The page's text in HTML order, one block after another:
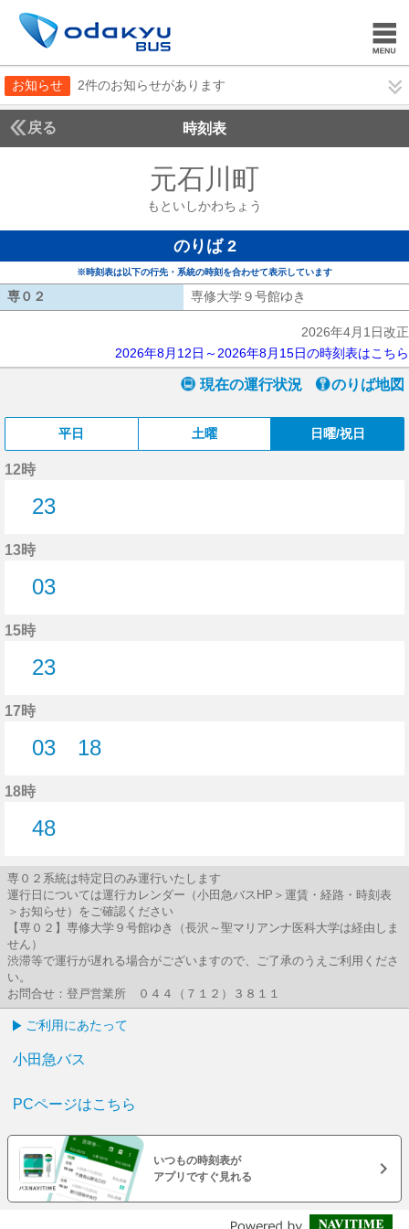
お知らせ 2件のお知らせがあります
戻る 時刻表
元石川町
もといしかわちょう
のりば 2
※時刻表は以下の行先・系統の時刻を合わせて表示しています
専０２ 専修大学９号館ゆき
2026年4月1日改正
2026年8月12日～2026年8月15日の時刻表はこちら
現在の運行状況 のりば地図
平日 土曜 日曜/祝日
12時
23
13時
03
15時
23
17時
03
18
18時
48
専０２系統は特定日のみ運行いたします
運行日については運行カレンダー（小田急バスHP＞運賃・経路・時刻表
＞お知らせ）をご確認ください
【専０２】専修大学９号館ゆき（長沢～聖マリアンナ医科大学は経由しま
せん）
渋滞等で運行が遅れる場合がございますので、ご了承のうえご利用くださ
い。
お問合せ：登戸営業所 ０４４（７１２）３８１１
ご利用にあたって
小田急バス
PCページはこちら
いつもの時刻表が
アプリですぐ見れる